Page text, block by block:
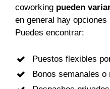
coworking pueden
en general hay
Puedes encontrar:
Puestos flexibles
Bonos semanales o